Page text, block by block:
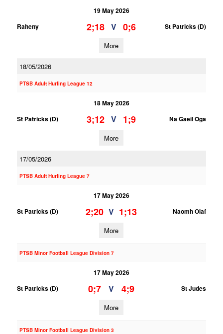
19 May 2026
Raheny
2;18 V 0;6 St Patricks (D)
More
18/05/2026
PTSB Adult Hurling League 12
18 May 2026
St Patricks (D)
3;12 V 1;9 Na Gaeil Oga
More
17/05/2026
PTSB Adult Hurling League 7
17 May 2026
St Patricks (D)
2;20 V 1;13 Naomh Olaf
More
PTSB Minor Football League Division 7
17 May 2026
St Patricks (D)
0;7 V 4;9 St Judes
More
PTSB Minor Football League Division 3